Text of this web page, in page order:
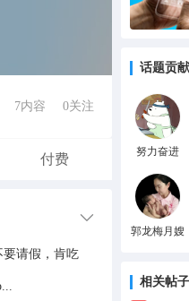
话题贡
努力奋进
郭龙梅月嫂
相关帖子
7内容 0关注
付费
要请假，肯吃